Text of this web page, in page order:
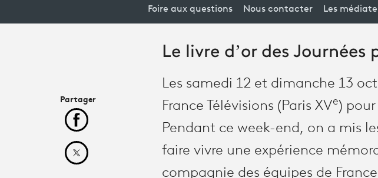
Foire aux questions Nous contacter Les
Le livre d’or des Journées
Les samedi 12 et dimanche 13
France Télévisions (Paris XVe)
Pendant ce week-end, on a mis
faire vivre une expérience
compagnie des équipes de
Partager
Partager cet article sur Facebook
Partager cet article sur X